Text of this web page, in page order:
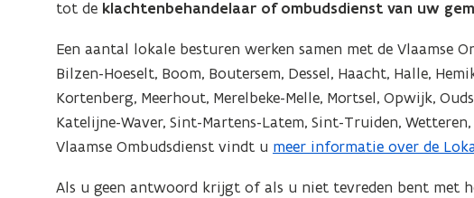
tot de klachtenbehandelaar of ombudsdienst van uw
Een aantal lokale besturen werken samen met de Vlaamse
Bilzen-Hoeselt, Boom, Boutersem, Dessel, Haacht, Halle,
Kortenberg, Meerhout, Merelbeke-Melle, Mortsel, Opwijk,
Katelijne-Waver, Sint-Martens-Latem, Sint-Truiden,
Vlaamse Ombudsdienst vindt u meer informatie over de
Als u geen antwoord krijgt of als u niet tevreden bent met